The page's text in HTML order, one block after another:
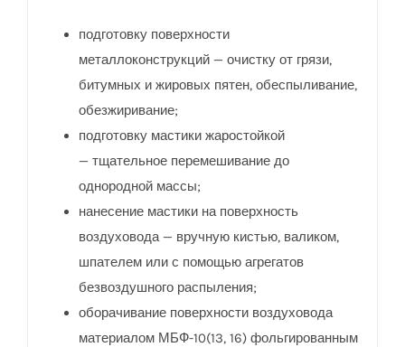
подготовку поверхности
металлоконструкций — очистку от грязи,
битумных и жировых пятен, обеспыливание,
обезжиривание;
подготовку мастики жаростойкой
— тщательное перемешивание до
однородной массы;
нанесение мастики на поверхность
воздуховода — вручную кистью, валиком,
шпателем или с помощью агрегатов
безвоздушного распыления;
оборачивание поверхности воздуховода
материалом МБФ-10(13, 16) фольгированным